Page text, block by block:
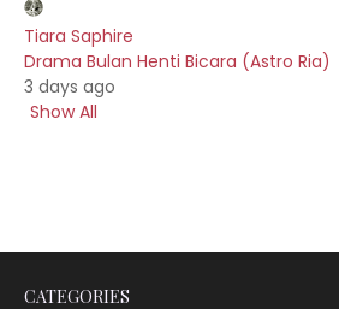
Tiara Saphire
Drama Bulan Henti Bicara (Astro Ria)
3 days ago
Show All
CATEGORIES